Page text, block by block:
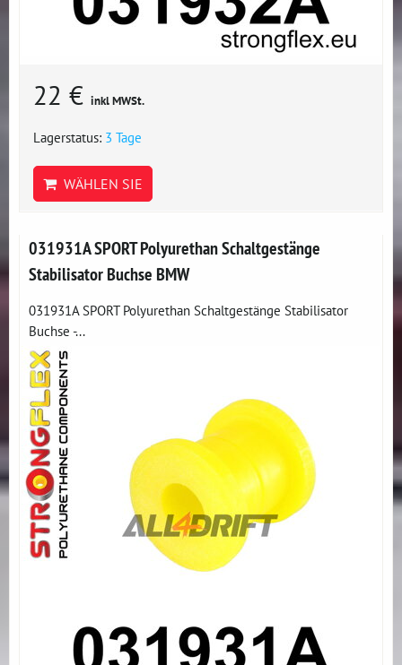
22 € inkl MWSt.
Lagerstatus: 3 Tage
WÄHLEN SIE
031931A SPORT Polyurethan Schaltgestänge
Stabilisator Buchse BMW
031931A SPORT Polyurethan Schaltgestänge Stabilisator
Buchse -...